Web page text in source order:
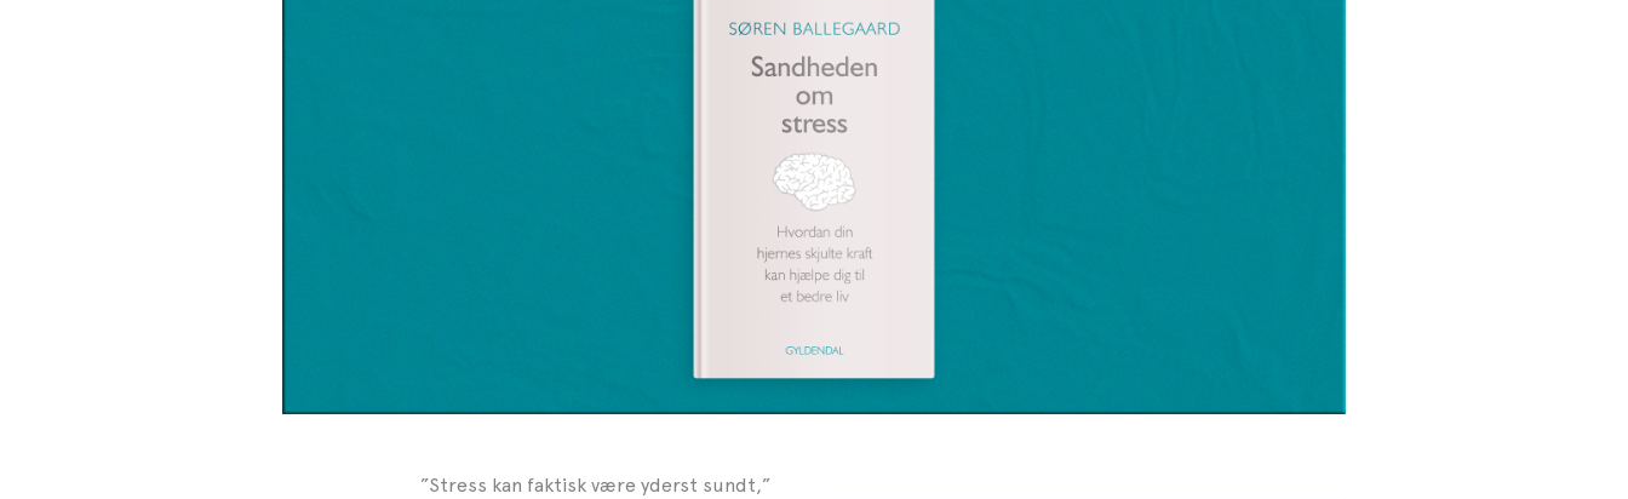
”Stress kan faktisk være yderst sundt,”